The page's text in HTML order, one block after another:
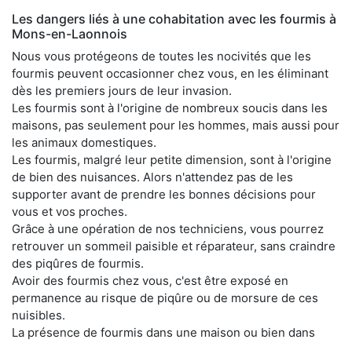
Les dangers liés à une cohabitation avec les fourmis à
Mons-en-Laonnois
Nous vous protégeons de toutes les nocivités que les
fourmis peuvent occasionner chez vous, en les éliminant
dès les premiers jours de leur invasion.
Les fourmis sont à l'origine de nombreux soucis dans les
maisons, pas seulement pour les hommes, mais aussi pour
les animaux domestiques.
Les fourmis, malgré leur petite dimension, sont à l'origine
de bien des nuisances. Alors n'attendez pas de les
supporter avant de prendre les bonnes décisions pour
vous et vos proches.
Grâce à une opération de nos techniciens, vous pourrez
retrouver un sommeil paisible et réparateur, sans craindre
des piqûres de fourmis.
Avoir des fourmis chez vous, c'est être exposé en
permanence au risque de piqûre ou de morsure de ces
nuisibles.
La présence de fourmis dans une maison ou bien dans